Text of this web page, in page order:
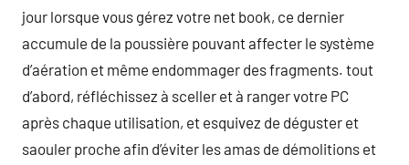
jour lorsque vous gérez votre net book, ce dernier
accumule de la poussière pouvant affecter le système
d’aération et même endommager des fragments. tout
d’abord, réfléchissez à sceller et à ranger votre PC
après chaque utilisation, et esquivez de déguster et
saouler proche afin d’éviter les amas de démolitions et